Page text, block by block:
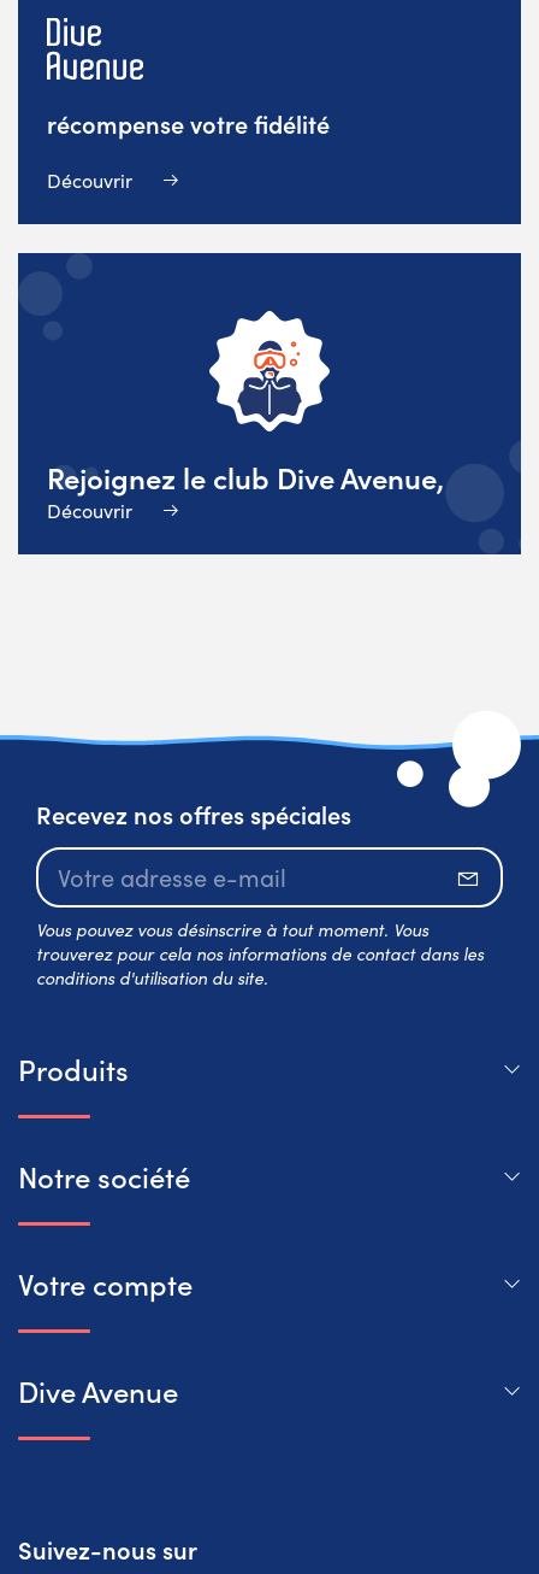
récompense votre fidélité
Découvrir
Rejoignez le club Dive Avenue,
Découvrir
Recevez nos offres spéciales
Vous pouvez vous désinscrire à tout moment. Vous
trouverez pour cela nos informations de contact dans les
conditions d'utilisation du site.
Produits
Notre société
Votre compte
Dive Avenue
Suivez-nous sur